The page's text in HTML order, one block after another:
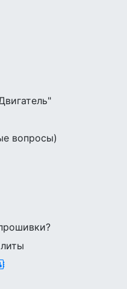
вопросы)